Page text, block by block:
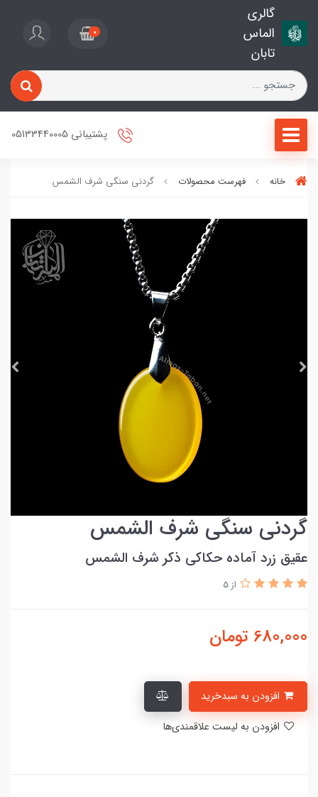
گالری
الماس
تابان
0
پشتیبانی 05133440005
خانه فهرست محصولات گردنی سنگی شرف الشمس
گردنی سنگی شرف الشمس
عقیق زرد آماده حکاکی ذکر شرف الشمس
از 5
680,000 تومان